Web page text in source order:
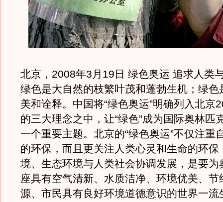
北京，2008年3月19日 绿色奥运 追求人类
绿色是大自然的枝繁叶茂和蓬勃生机；绿色
美和诠释。中国将“绿色奥运”明确列入北京
的三大理念之中，让“绿色”成为国际奥林匹
一个重要主题。北京的“绿色奥运”不仅注重
的环保，而且更关注人类心灵和生命的环保
境、生态环境与人类社会协调发展，是要为
座具有空气清新、水质洁净、环境优美、节
源、市民具有良好环境道德意识的世界一流